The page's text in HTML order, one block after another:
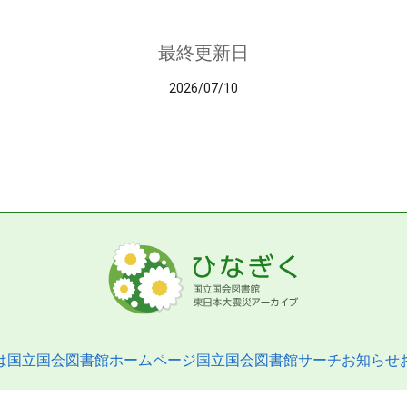
最終更新日
2026/07/10
国立国会図書館ホームページ国立国会図書館サーチお知らせ